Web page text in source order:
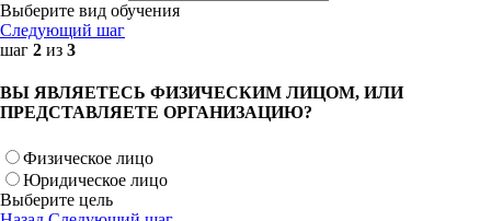
Выберите вид обучения
Следующий шаг
шаг 2 из 3
ВЫ ЯВЛЯЕТЕСЬ ФИЗИЧЕСКИМ ЛИЦОМ, ИЛИ
ПРЕДСТАВЛЯЕТЕ ОРГАНИЗАЦИЮ?
Физическое лицо
Юридическое лицо
Выберите цель